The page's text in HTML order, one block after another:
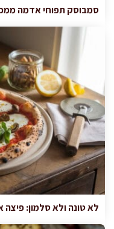
סמבוסק תפוחי אדמה
לא טונה ולא סלמון: